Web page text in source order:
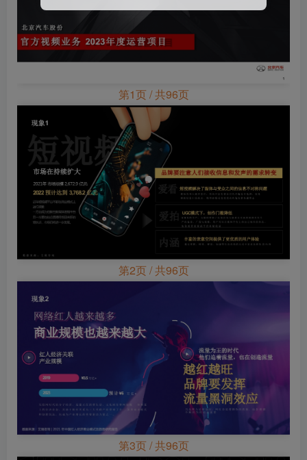
第1页 / 共96页
第2页 / 共96页
第3页 / 共96页